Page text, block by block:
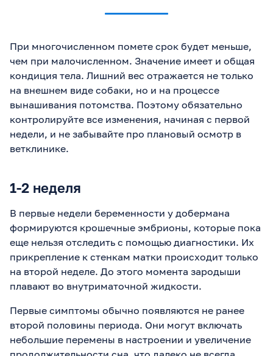
При многочисленном помете срок будет меньше,
чем при малочисленном. Значение имеет и общая
кондиция тела. Лишний вес отражается не только
на внешнем виде собаки, но и на процессе
вынашивания потомства. Поэтому обязательно
контролируйте все изменения, начиная с первой
недели, и не забывайте про плановый осмотр в
ветклинике.
1-2 неделя
В первые недели беременности у добермана
формируются крошечные эмбрионы, которые пока
еще нельзя отследить с помощью диагностики. Их
прикрепление к стенкам матки происходит только
на второй неделе. До этого момента зародыши
плавают во внутриматочной жидкости.
Первые симптомы обычно появляются не ранее
второй половины периода. Они могут включать
небольшие перемены в настроении и увеличение